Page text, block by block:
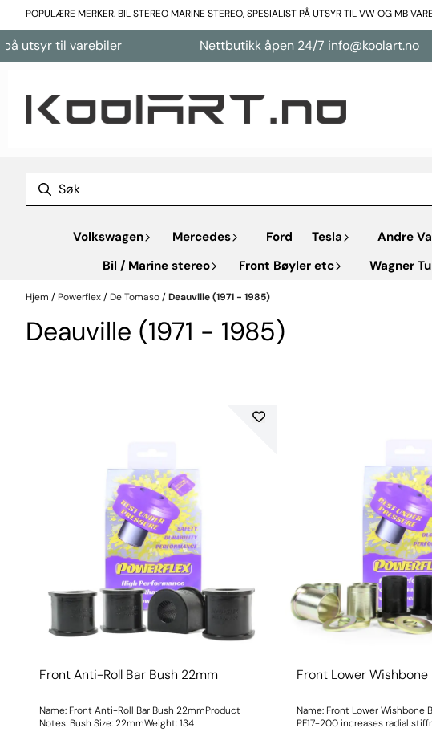
Hopp til innhold
POPULÆRE MERKER. BIL STEREO MARINE STEREO, SPESIALIST PÅ UTSYR TIL VW OG MB
utsyr til varebiler Nettbutikk åpen 24/7 info@koolart.no
Volkswagen Mercedes Ford Tesla Andre
Bil / Marine stereo
Front Bøyler etc Wagner
Hjem / Powerflex/ De Tomaso/Deauville (1971 - 1985)
Deauville (1971 - 1985)
Front Anti-Roll Bar Bush 22mm
Name: Front Anti-Roll Bar Bush 22mmProduct
Notes: Bush Size: 22mmWeight: 134
Front Lower Wishbone
Name: Front Lower Wishbone
PF17-200 increases radial